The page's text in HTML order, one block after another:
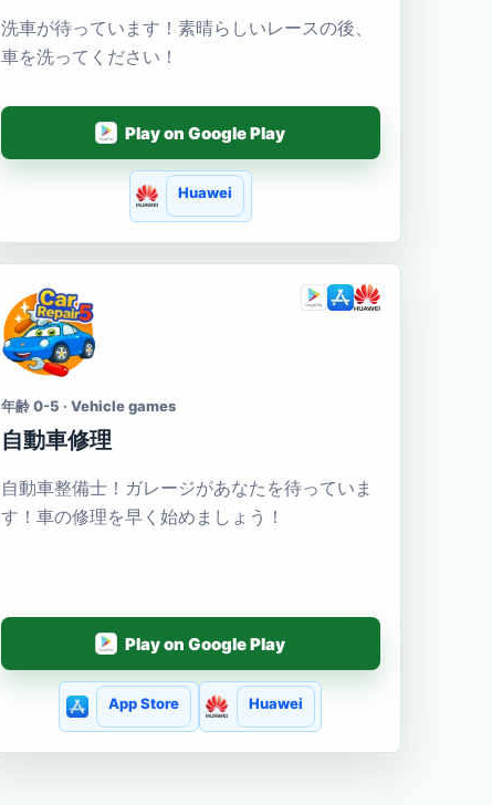
洗車が待っています！素晴らしいレースの後、
車を洗ってください！
Play on Google Play
Huawei
年齢 0-5 · Vehicle games
自動車修理
自動車整備士！ガレージがあなたを待っていま
す！車の修理を早く始めましょう！
Play on Google Play
App Store Huawei